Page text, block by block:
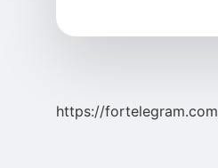
https://fortelegram.com